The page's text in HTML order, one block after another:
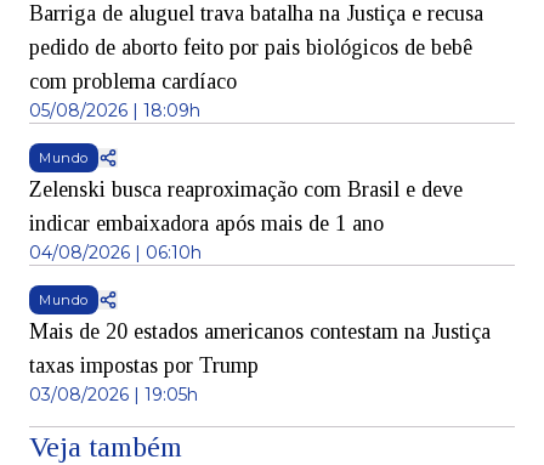
Barriga de aluguel trava batalha na Justiça e recusa
pedido de aborto feito por pais biológicos de bebê
com problema cardíaco
05/08/2026 | 18:09h
Mundo
Zelenski busca reaproximação com Brasil e deve
indicar embaixadora após mais de 1 ano
04/08/2026 | 06:10h
Mundo
Mais de 20 estados americanos contestam na Justiça
taxas impostas por Trump
03/08/2026 | 19:05h
Veja também